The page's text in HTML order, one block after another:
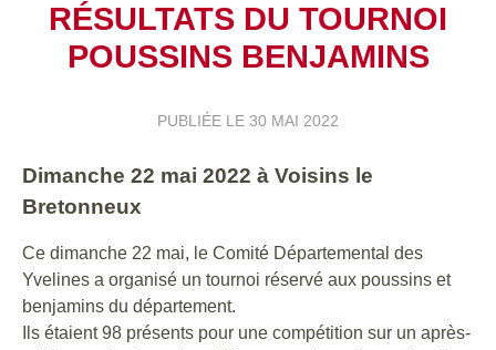
RÉSULTATS DU TOURNOI
POUSSINS BENJAMINS
PUBLIÉE LE 30 MAI 2022
Dimanche 22 mai 2022 à Voisins le
Bretonneux
Ce dimanche 22 mai, le Comité Départemental des
Yvelines a organisé un tournoi réservé aux poussins et
benjamins du département.
Ils étaient 98 présents pour une compétition sur un après-